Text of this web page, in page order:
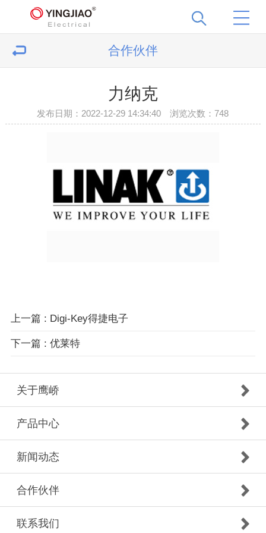
合作伙伴
力纳克
发布日期：2022-12-29 14:34:40 浏览次数：748
上一篇 : Digi-Key得捷电子
下一篇 : 优莱特
关于鹰峤
产品中心
新闻动态
合作伙伴
联系我们